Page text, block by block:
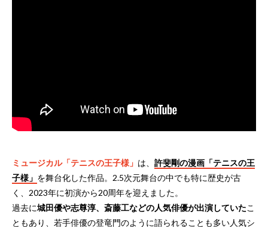
ミュージカル「テニスの王子様」 は、 許斐剛の漫画「テニスの王
子様」 を舞台化した作品。2.5次元舞台の中でも特に歴史が古
く、2023年に初演から20周年を迎えました。
過去に城田優や志尊淳、斎藤工などの人気俳優が出演していたこ
ともあり、若手俳優の登竜門のように語られることも多い人気シ